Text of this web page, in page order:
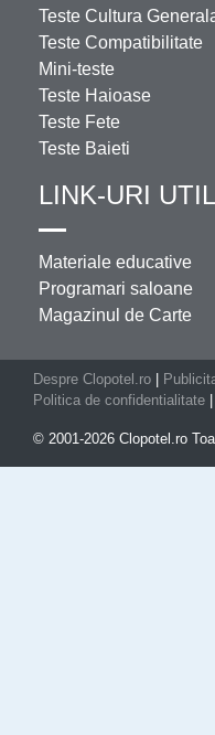
Teste Cultura
Teste Compatibilitate
Mini-teste
Teste Haioase
Teste Fete
Teste Baieti
LINK-URI
Materiale educative
Programari saloane
Magazinul de Carte
Despre Clopotel.ro
Politica de confidentialitate
© 2001-2026 Clopotel.ro